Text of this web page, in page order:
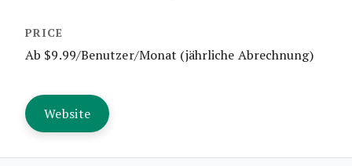
Ab $9.99/Benutzer/Monat (jährliche Abrechnung)
Website